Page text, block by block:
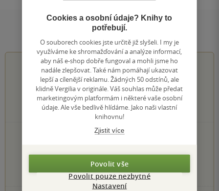
Hodnocení a recenze čtenářů
4.6z5
11hodnocení čtenářů
5 hvězdiček
0×
3 hvězdičky
0×
2 hvězdičky
0×
1 hvezdička
Cookies a osobní údaje? Knihy to
potřebují.
O souborech cookies jste určitě již slyšeli. I my je
využíváme ke shromažďování a analýze informací,
aby náš e-shop dobře fungoval a mohli jsme ho
nadále zlepšovat. Také nám pomáhají ukazovat
lepší a cílenější reklamu. Žádných 50 odstínů, ale
klidně Vergilia v originále. Váš souhlas může předat
marketingovým platformám i některé vaše osobní
údaje. Ale vše bedlivě hlídáme. Jako naši vlastní
knihovnu!
Zjistit více
Povolit vše
Povolit pouze nezbytné
Nastavení